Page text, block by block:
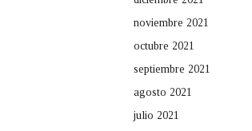
noviembre 2021
octubre 2021
septiembre 2021
agosto 2021
julio 2021